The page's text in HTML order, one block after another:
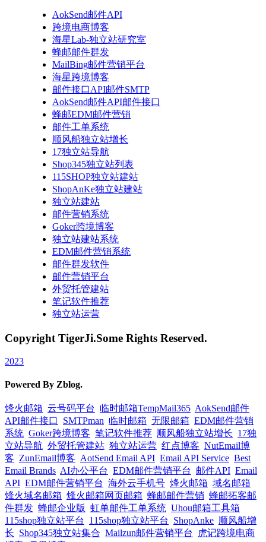
AokSend邮件API
跨境电商博客
海星Lab-独立站研究室
蜂邮邮件群发
MailBing邮件营销平台
海星跨境博客
邮件接口API邮件SMTP
AokSend邮件API邮件接口
蜂邮EDM邮件营销
邮件工单系统
顺风船独立站增长
17独立站导航
Shop345独立站列表
115SHOP独立站建站
ShopAnKe独立站建站
独立站建站
邮件营销系统
Goker跨境博客
独立站建站系统
EDM邮件营销系统
邮件群发软件
邮件营销平台
外贸托管建站
笔记软件推荐
独立站运营
Copyright TigerJi.Some Rights Reserved.
2023
Powered By Zblog.
烽火邮箱 云号码平台 临时邮箱TempMail365 AokSend邮件
API邮件接口
SMTPman 临时邮箱 无限邮箱 EDM邮件营销
系统 Goker跨境博客 笔记软件推荐 顺风船独立站增长 17独
立站导航 外贸托管建站 独立站运营 红点博客 NutEmail博
客 ZunEmail博客 AotSend Email API Email API Service Best
Email Brands AI办公平台 EDM邮件营销平台 邮件API Email
API EDM邮件营销平台 海外云手机号 烽火邮箱 域名邮箱
烽火域名邮箱 烽火邮箱网页邮箱 蜂邮邮件营销 蜂邮拓客邮
件群发 蜂邮企业版 虹单邮件工单系统 Uhou邮箱工具箱
115shop独立站平台
115shop独立站平台 ShopAnke 顺风船增
长 Shop345独立站集合 Mailzun邮件营销平台
虎记跨境电商